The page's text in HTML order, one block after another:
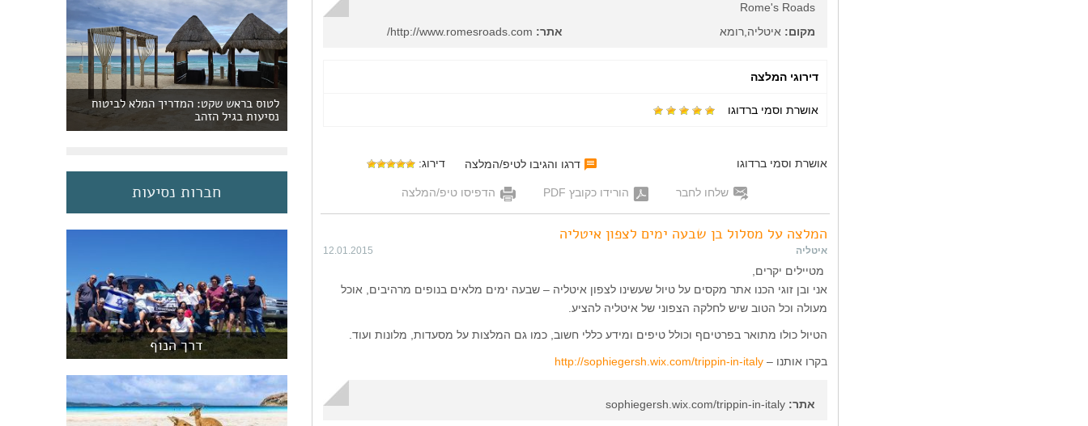
Rome's Roads
מקום: איטליה,רומא אתר:
דירוגי המלצה
אושרת וסמי ברדוגו
אושרת וסמי ברדוגו דרגו והגיבו לטיפ/המלצה דירוג:
שלחו לחבר הורידו כקובץ PDF הדפיסו טיפ/המלצה
המלצה על מסלול בן שבעה ימים לצפון איטליה
איטליה 12.01.2015
מטיילים יקרים,
אני ובן זוגי הכנו אתר מקסים על טיול שעשינו לצפון איטליה – שבעה ימים מלאים בנופים מרהיבים, אוכל
מעולה וכל הטוב שיש לחלקה הצפוני של איטליה להציע.
הטיול כולו מתואר בפרטיםף וכולל טיפים ומידע כללי חשוב, כמו גם המלצות על מסעדות, מלונות ועוד.
בקרו אותנו –http://sophiegersh.wix.com/trippin-in-italy
אתר:
לטוס בראש שקט: המדריך המלא לביטוח
נסיעות בגיל הזהב
חברות נסיעות
דרך הנוף